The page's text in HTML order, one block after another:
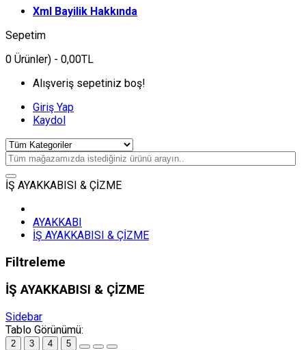
Xml Bayilik Hakkında
Sepetim
0 Ürünler) - 0,00TL
Alışveriş sepetiniz boş!
Giriş Yap
Kaydol
İŞ AYAKKABISI & ÇİZME
AYAKKABI
İŞ AYAKKABISI & ÇİZME
Filtreleme
İŞ AYAKKABISI & ÇİZME
Sidebar
Tablo Görünümü:
2 3 4 5